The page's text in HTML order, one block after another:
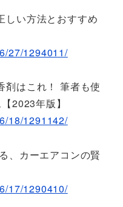
しい方法とおすすめ
27/1294011/
剤はこれ！ 筆者も使
2023年版】
18/1291142/
、カーエアコンの賢
17/1290410/